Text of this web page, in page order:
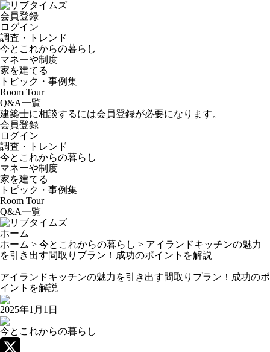
会員登録
ログイン
調査・トレンド
今とこれからの暮らし
マネーや制度
家を建てる
トピック・事例集
Room Tour
Q&A一覧
建築士に相談するには会員登録が必要になります。
会員登録
ログイン
調査・トレンド
今とこれからの暮らし
マネーや制度
家を建てる
トピック・事例集
Room Tour
Q&A一覧
ホーム
ホーム > 今とこれからの暮らし > アイランドキッチンの魅力
を引き出す間取りプラン！成功のポイントを解説
アイランドキッチンの魅力を引き出す間取りプラン！成功のポ
イントを解説
2025年1月1日
今とこれからの暮らし